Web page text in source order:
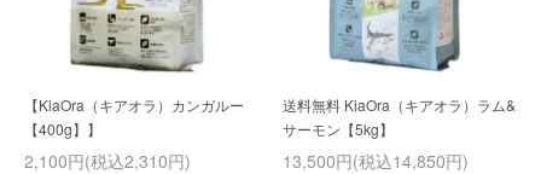
【KiaOra（キアオラ）カンガルー
【400g】】
2,100円(税込2,310円)
送料無料 KiaOra（キアオラ）ラム&
サーモン【5kg】
13,500円(税込14,850円)